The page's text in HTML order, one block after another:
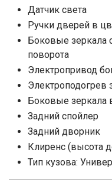
Датчик света
Ручки дверей в
Боковые зеркала
поворота
Электропривод
Электроподогрев
Боковые зеркала
Задний спойлер
Задний дворник
Клиренс (высота
Тип кузова: